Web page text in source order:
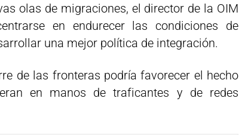
olas de migraciones, el director de la OIM
en endurecer las condiciones de
una mejor política de integración.
de las fronteras podría favorecer el hecho
en manos de traficantes y de redes